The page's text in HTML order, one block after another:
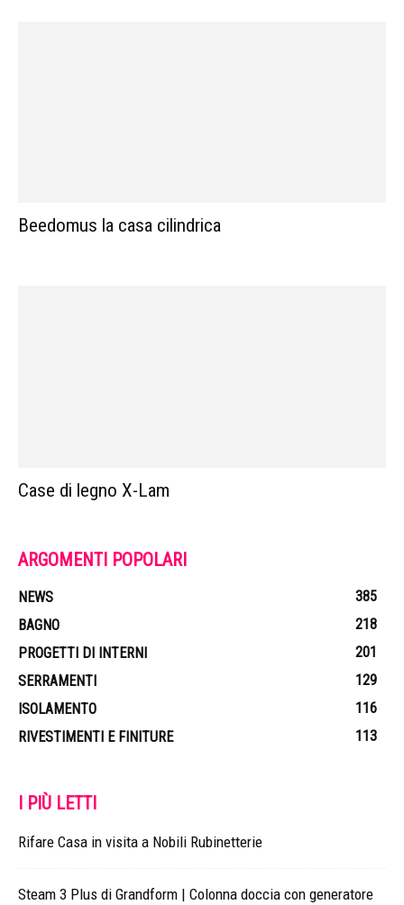
Beedomus la casa cilindrica
Case di legno X-Lam
ARGOMENTI POPOLARI
NEWS
385
BAGNO
218
PROGETTI DI INTERNI
201
SERRAMENTI
129
ISOLAMENTO
116
RIVESTIMENTI E FINITURE
113
I PIÙ LETTI
Rifare Casa in visita a Nobili Rubinetterie
Steam 3 Plus di Grandform | Colonna doccia con generatore